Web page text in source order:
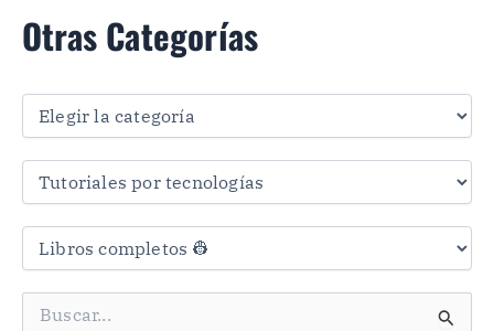
Otras Categorías